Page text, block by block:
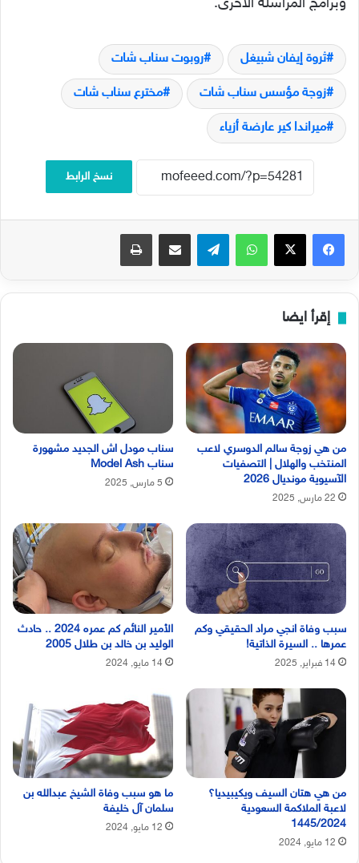
وبرامج المراسلة الأخرى.
ثروة إيفان شبيغل روبوت سناب شات
زوجة مؤسس سناب شات مخترع سناب شات
ميراندا كير عارضة أزياء
نسخ الرابط
فيسبوك‫X واتساب تيلقرام مشاركة عبر البريد طباعة
إقرأ ايضا
من هي زوجة سالم الدوسري لاعب
المنتخب والهلال | التصفيات
الآسيوية مونديال 2026
22 مارس, 2025
سناب مودل اش الجديد مشهورة
سناب Model Ash
5 مارس, 2025
سبب وفاة انجي مراد الحقيقي وكم
عمرها .. السيرة الذاتية!
14 فبراير, 2025
الأمير النائم كم عمره 2024 .. حادث
الوليد بن خالد بن طلال 2005
14 مايو, 2024
من هي هتان السيف ويكيبيديا؟
لاعبة الملاكمة السعودية
1445/2024
12 مايو, 2024
ما هو سبب وفاة الشيخ عبدالله بن
سلمان آل خليفة
12 مايو, 2024